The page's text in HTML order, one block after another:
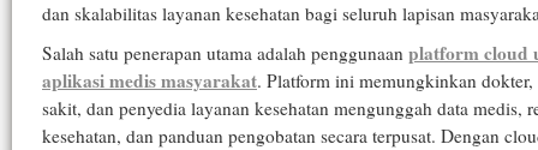
dan skalabilitas layanan kesehatan bagi seluruh lapisan
Salah satu penerapan utama adalah penggunaan platform cloud
aplikasi medis masyarakat. Platform ini memungkinkan dokter,
sakit, dan penyedia layanan kesehatan mengunggah data medis,
kesehatan, dan panduan pengobatan secara terpusat. Dengan